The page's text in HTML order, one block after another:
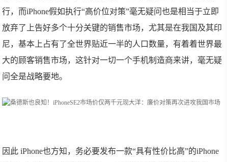
行，而iPhone假如执行“高价位对策”毫无疑问也是相当于立即
放弃了上告好多个十分关键的销售市场，尤其是在我国及其印
尼，基本上占有了全世界贴近一半的人口数量，有着着世界最
大的顾客销售市场，这针对一切一个手机制造商来讲，毫无疑
问全是战略要地。
因此 iPhone也方知，务必要发布一款“具有性价比高”的iPhone